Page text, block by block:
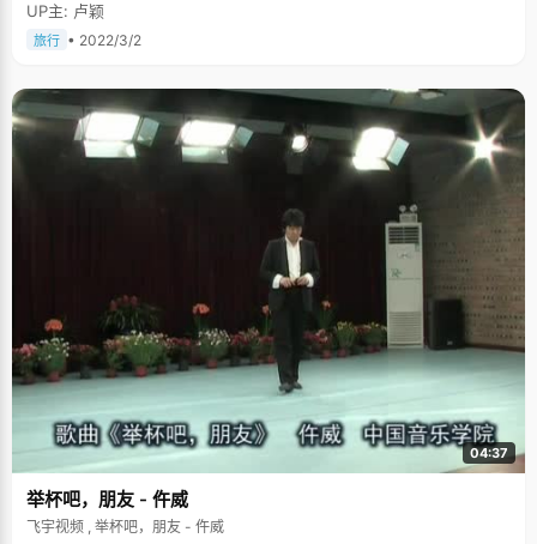
UP主: 卢颖
旅行 • 2022/3/2
04:37
举杯吧，朋友 - 仵威
飞宇视频 , 举杯吧，朋友 - 仵威